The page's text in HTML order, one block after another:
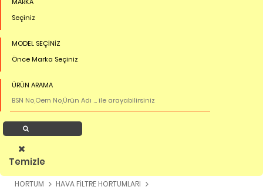
Seçiniz
MODEL SEÇİNİZ
Önce Marka Seçiniz
ÜRÜN ARAMA
Ürün Ara
Temizle
HORTUM
HAVA FİLTRE HORTUMLARI